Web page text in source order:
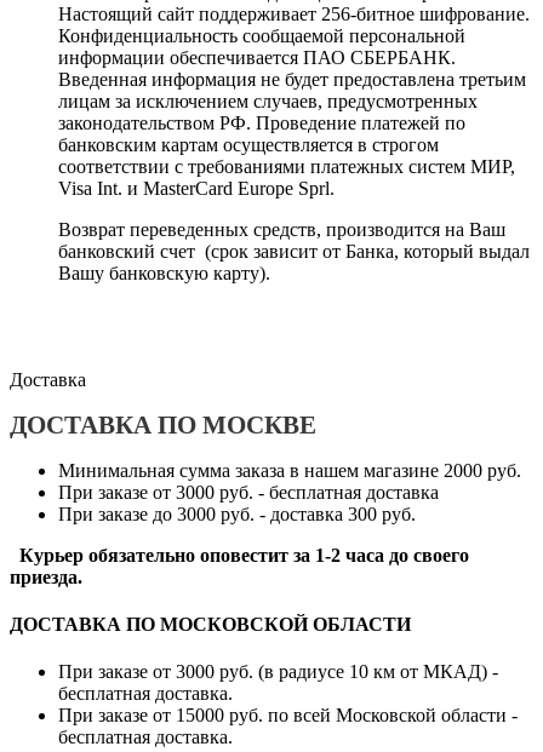
Настоящий сайт поддерживает 256-битное шифрование.
Конфиденциальность сообщаемой персональной
информации обеспечивается ПАО СБЕРБАНК.
Введенная информация не будет предоставлена третьим
лицам за исключением случаев, предусмотренных
законодательством РФ. Проведение платежей по
банковским картам осуществляется в строгом
соответствии с требованиями платежных систем МИР,
Visa Int. и MasterCard Europe Sprl.
Возврат переведенных средств, производится на Ваш
банковский счет (срок зависит от Банка, который выдал
Вашу банковскую карту).
Доставка
ДОСТАВКА ПО МОСКВЕ
Минимальная сумма заказа в нашем магазине 2000 руб.
При заказе от 3000 руб. - бесплатная доставка
При заказе до 3000 руб. - доставка 300 руб.
Курьер обязательно оповестит за 1-2 часа до своего
приезда.
ДОСТАВКА ПО МОСКОВСКОЙ ОБЛАСТИ
При заказе от 3000 руб. (в радиусе 10 км от МКАД) -
бесплатная доставка.
При заказе от 15000 руб. по всей Московской области -
бесплатная доставка.